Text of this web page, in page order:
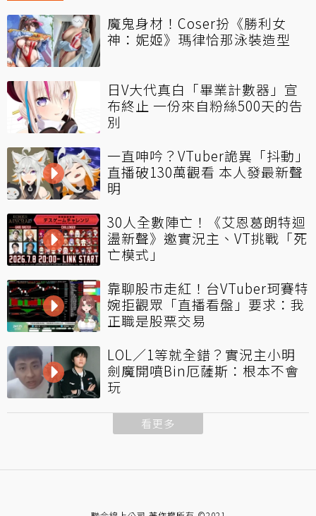
魔鬼身材！Coser扮《勝利女
神：妮姬》瑪律恰那泳裝造型
日V大代真白「畢業計數器」宣
布終止 一份來自粉絲500天的告
別
一直呻吟？VTuber詭異「抖動」
直播破130萬觀看 本人發最新聲
明
30人全數陣亡！《艾恩葛朗特迴
盪新聲》邀實況主、VT挑戰「死
亡模式」
靠聊股市走紅！台VTuber珂賽特
婉拒觀眾「直播看盤」要求：我
正職是股票交易
LOL／1等就全錯？實況主小明
劍魔開噴Bin厄薩斯：根本不會
玩
看更多